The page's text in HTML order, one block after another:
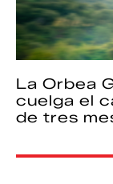
La Orbea
cuelga el
de tres